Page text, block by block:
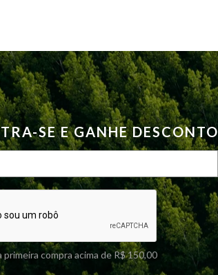
SE E GANHE DESCONTO
primeira compra acima de R$ 150,00